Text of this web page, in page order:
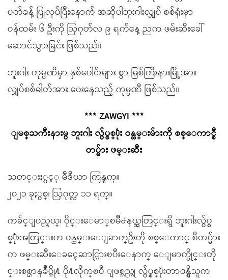
ပတ်ခန့် ပြုလုပ်ပြီးနောက် အဆိုပါဘူးဂါးလျှပ် စစ်ရုံးမှာ
ဝန်ထမ်း ၆ ဦးကို ဩဂုတ်လ ၉ ရက်နေ့ ညက ဖမ်းဆီးခေါ်
ဆောင်သွားခြင်း ဖြစ်သည်။
ဘူးဂါး ကုမ္ပဏီမှာ နှစ်ပေါင်းများ စွာ မြစ်ကြီးနားမြို့အား
လျှပ်စစ်ဓါတ်အား ပေးနေသည့် ကုမ္ပဏီ ဖြစ်သည်။
*** ZAWGYI ***
ျမစ္ႀကီးနားမွ ဘူးဂါး လွ်ပ္စစ္႐ုံး ဝန္ထမ္းမ်ားကို စစ္ေကာင္စီ
တပ္မ်ား ဖမ္းဆီး
သတင္းႏွင့္ မီဒီယာ ကြန္ရက္။
၂၀၂၁ ခုႏွစ္၊ ဩဂုတ္လ ၁၁ ရက္။
ကခ်င္ျပည္နယ္၊ ဝိုင္းေမာ္ၿမိဳ႕နယ္အတြင္းရွိ ဘူးဂါးလွ်ပ္စ
စ္႐ုံးအတြင္းက ဝန္ထမ္းေျခာက္ဦးကို စစ္ေကာင္ စီတပ္မ်ား
က ဖမ္းဆီးေခၚေဆာင္သြားၿပီးေနာက္ ေျမာက္ပိုင္းတို
င္းစစ္ဌာနခ်ဳပ္သို႔ ပို႔လိုက္ၿပီ ျဖစ္သည္ဟု လွ်ပ္စစ္႐ုံးတာဝန္ရွိသူက